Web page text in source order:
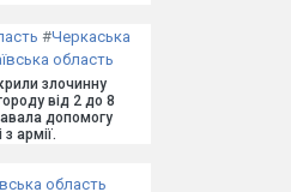
#Черкаська
область
злочинну
від 2 до 8
допомогу
армії.
область